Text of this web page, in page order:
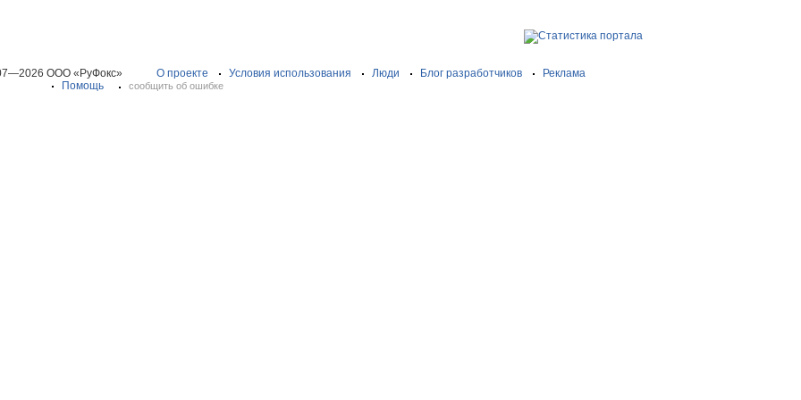
ООО «РуФокс» О проекте Условия использования Люди Блог разработчиков
Реклама
Помощь
сообщить об ошибке